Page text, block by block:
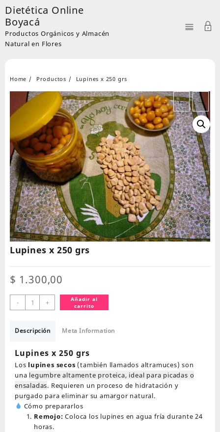
Skip
to
content
Dietética Online
Boyacá
Productos Orgánicos y Almacén
Natural en Flores
Home Productos Lupines x 250 grs
← →
Lupines x 250 grs
$ 1.300,00
-
Lupines
x
grs
+
Añadir al
carrito
Descripción Meta Information
Lupines x 250 grs
Los lupines secos (también llamados altramuces) son
una legumbre altamente proteica, ideal para picadas o
ensaladas. Requieren un proceso de hidratación y
purgado para eliminar su amargor natural.
Cómo prepararlos
Remojo: Coloca los lupines en agua fría durante 24
horas.